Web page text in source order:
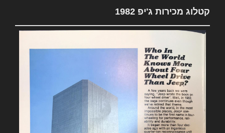
קטלוג מכירות ג'יפ 1982